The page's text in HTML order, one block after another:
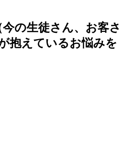
の生徒さん、お客さ
抱えているお悩みを